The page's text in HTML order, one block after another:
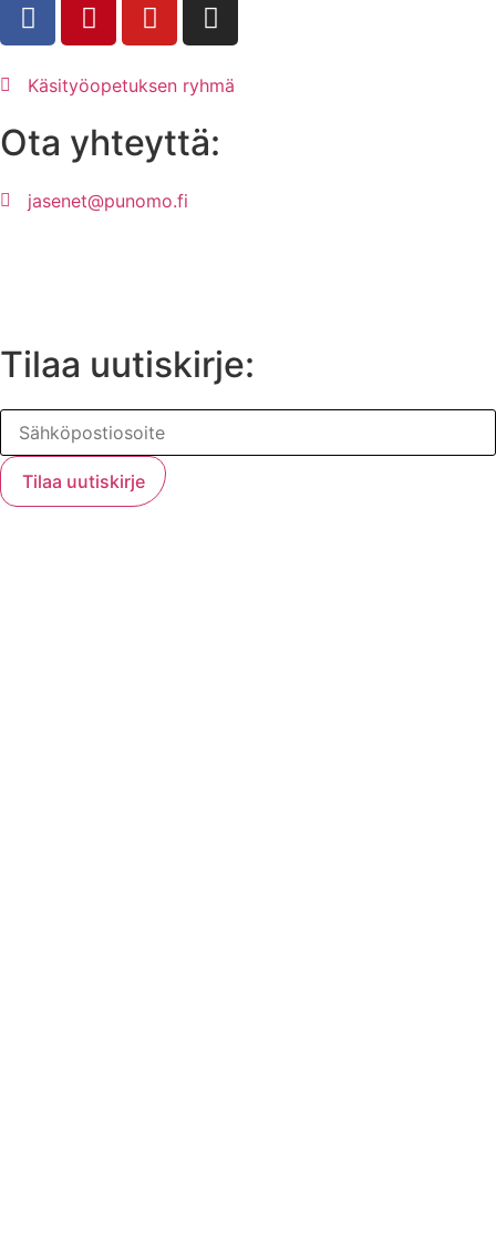
Käsityöopetuksen ryhmä
Ota yhteyttä:
jasenet@punomo.fi
Tilaa uutiskirje: